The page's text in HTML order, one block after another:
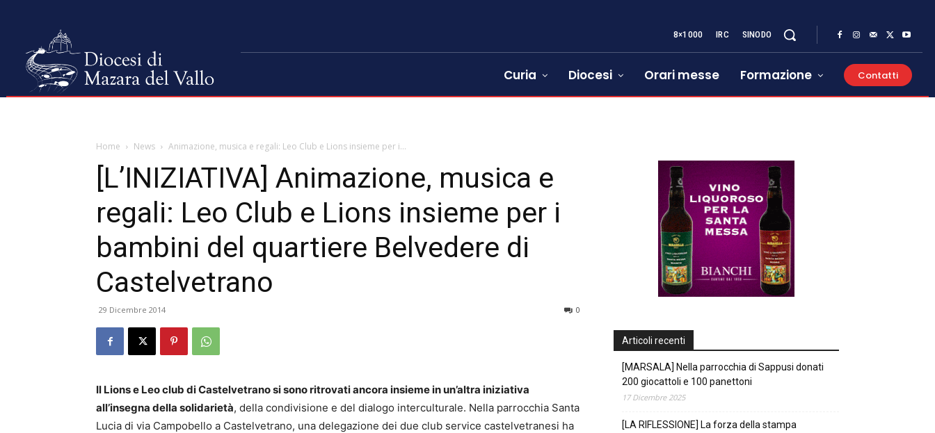
8×1000 IRC SINODO
Curia Diocesi Orari messe Formazione Contatti
Home News Animazione, musica e regali: Leo Club e Lions insieme per i...
[L’INIZIATIVA] Animazione, musica e
regali: Leo Club e Lions insieme per i
bambini del quartiere Belvedere di
Castelvetrano
29 Dicembre 2014 0
Il Lions e Leo club di Castelvetrano si sono ritrovati ancora insieme in un’altra iniziativa
all’insegna della solidarietà, della condivisione e del dialogo interculturale. Nella parrocchia Santa
Lucia di via Campobello a Castelvetrano, una delegazione dei due club service castelvetranesi ha
Articoli recenti
[MARSALA] Nella parrocchia di Sappusi donati
200 giocattoli e 100 panettoni
17 Dicembre 2025
[LA RIFLESSIONE] La forza della stampa